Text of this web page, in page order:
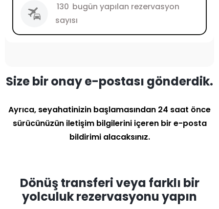
130 bugün yapılan rezervasyon
sayısı
Size bir onay e-postası gönderdik.
Ayrıca, seyahatinizin başlamasından 24 saat önce
sürücünüzün iletişim bilgilerini içeren bir e-posta
bildirimi alacaksınız.
Dönüş transferi veya farklı bir
yolculuk rezervasyonu yapın